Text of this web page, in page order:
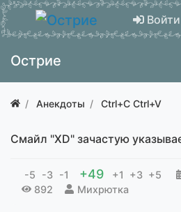
Войти
Острие
Анекдоты Ctrl+C Ctrl+V
Смайл "XD" зачастую
-5 -3 -1 +49 +1 +3 +5
892
Михрютка